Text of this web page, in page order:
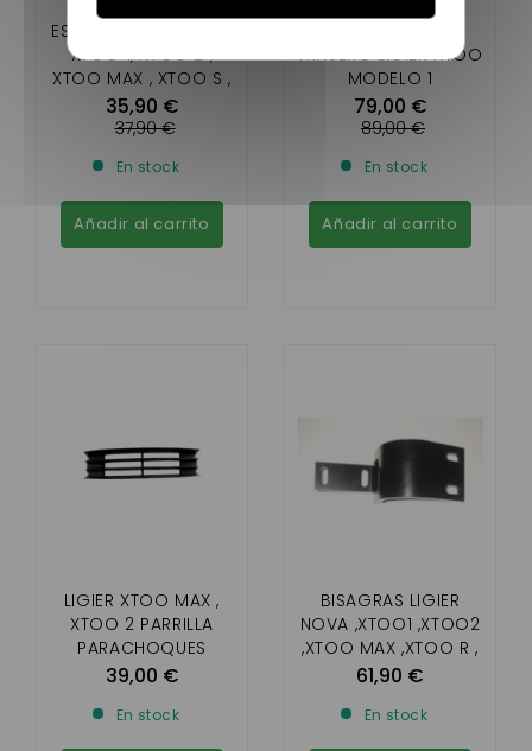
ESPEJO LIGIER RECTO
XTOO 1, XTOO 2 ,
XTOO MAX , XTOO S ,
XTOO R , XTOO RS ,
IXO , JS 50 , OPTIMAX
35,90 €
37,90 €
En stock
Añadir al carrito
TRASERO LIGIER XTOO
MODELO 1
79,00 €
89,00 €
En stock
Añadir al carrito
LIGIER XTOO MAX ,
XTOO 2 PARRILLA
PARACHOQUES
39,00 €
En stock
BISAGRAS LIGIER
NOVA ,XTOO1 ,XTOO2
,XTOO MAX ,XTOO R ,
XTOO S ,XTOO RS ,
61,90 €
En stock